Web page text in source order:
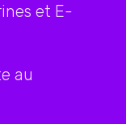
et E-
au